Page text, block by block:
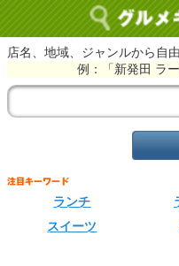
店名、地域、ジャンルから自
例：「新発田 ラ
ランチ
スイーツ